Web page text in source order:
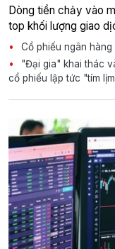
Dòng tiền chảy vào
top khối lượng giao
Cổ phiếu ngân
"Đại gia" khai thác
cổ phiếu lập tức "tím